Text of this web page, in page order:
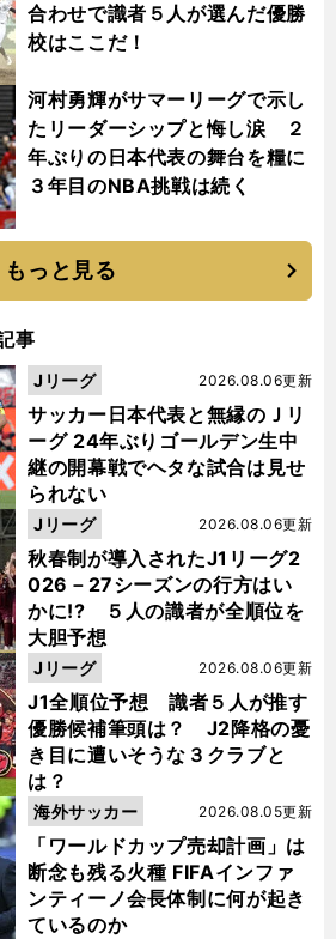
合わせで識者５人が選んだ優勝
校はここだ！
河村勇輝がサマーリーグで示し
たリーダーシップと悔し涙 ２
年ぶりの日本代表の舞台を糧に
３年目のNBA挑戦は続く
もっと見る
事
サッカー日本代表と無縁のＪリ
ーグ 24年ぶりゴールデン生中
継の開幕戦でヘタな試合は見せ
られない
2026.08.06更新
Jリーグ
秋春制が導入されたJ1リーグ2
026－27シーズンの行方はい
かに!? ５人の識者が全順位を
大胆予想
2026.08.06更新
Jリーグ
J1全順位予想 識者５人が推す
優勝候補筆頭は？ J2降格の憂
き目に遭いそうな３クラブと
は？
2026.08.06更新
Jリーグ
「ワールドカップ売却計画」は
断念も残る火種 FIFAインファ
ンティーノ会長体制に何が起き
ているのか
2026.08.05更新
海外サッカー